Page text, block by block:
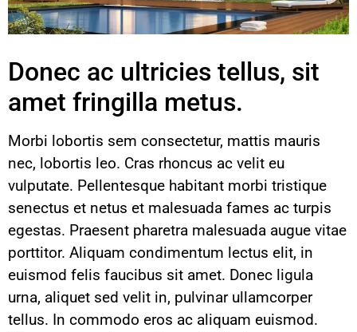
Donec ac ultricies tellus, sit
amet fringilla metus.
Morbi lobortis sem consectetur, mattis mauris
nec, lobortis leo. Cras rhoncus ac velit eu
vulputate. Pellentesque habitant morbi tristique
senectus et netus et malesuada fames ac turpis
egestas. Praesent pharetra malesuada augue vitae
porttitor. Aliquam condimentum lectus elit, in
euismod felis faucibus sit amet. Donec ligula
urna, aliquet sed velit in, pulvinar ullamcorper
tellus. In commodo eros ac aliquam euismod.